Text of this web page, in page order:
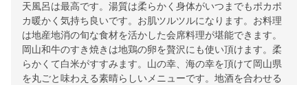
天風呂は最高です。湯質は柔らかく身体がいつまでもポカポ
カ暖かく気持ち良いです。お肌ツルツルになります。お料理
は地産地消の旬な食材を活かした会席料理が堪能できます。
岡山和牛のすき焼きは地鶏の卵を贅沢にも使い頂けます。柔
らかくて白米がすすみます。山の幸、海の幸を頂けて岡山県
を丸ごと味わえる素晴らしいメニューです。地酒を合わせる